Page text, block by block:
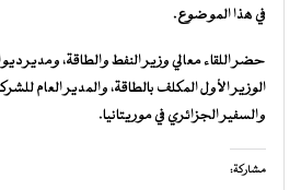
في هذا الموضوع.
حضر اللقاء معالي وزير النفط والطاقة، ومدير
الوزير الأول المكلف بالطاقة، والمدير العام
والسفير الجزائري في موريتانيا.
مشاركة: